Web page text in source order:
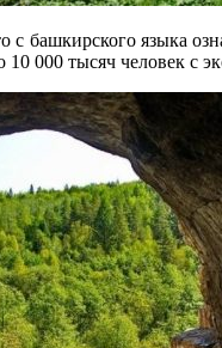
башкирского языка
10 000 тысяч человек с